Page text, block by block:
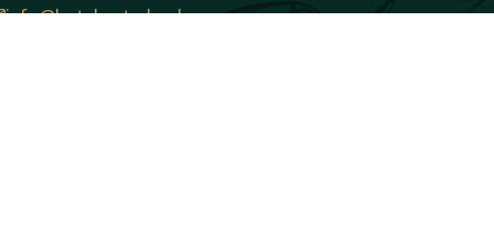
info@hotelwaterloo.be